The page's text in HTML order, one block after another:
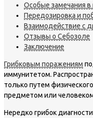
Особые замечания
Передозировка и
Взаимодействие с
Отзывы о Себозоле
Заключение
Грибковым поражениям
иммунитетом.
только путем
предметом или
Нередко грибок